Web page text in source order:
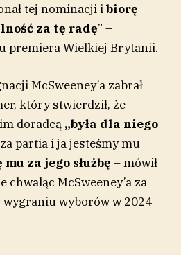
tej nominacji ibiorę
za tę radę” –
premiera Wielkiej Brytanii.
McSweeney’a zabrał
który stwierdził, że
doradcą „była dla niego
partia i ja jesteśmy mu
za jego służbę – mówił
chwaląc McSweeney’a za
wyborów w 2024